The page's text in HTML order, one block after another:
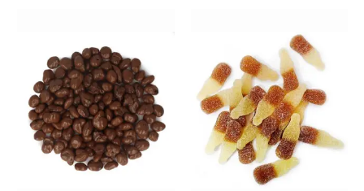
through
13.99€
has
multiple
variants.
The
options
may
be